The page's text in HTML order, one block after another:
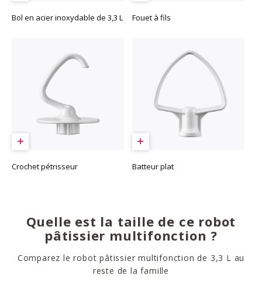
Bol en acier inoxydable de 3,3 L Fouet à fils
Crochet pétrisseur Batteur plat
Quelle est la taille de ce robot
pâtissier multifonction ?
Comparez le robot pâtissier multifonction de 3,3 L au
reste de la famille